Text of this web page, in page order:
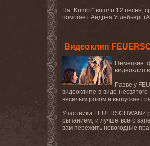
На “Kumbl” вошло 12 песен,
помогает Андреа Углебьерг (
Видеоклип
Немецкие
видеоклип
Разве у
видеоклипе в виде
веселым роком и выпускает
Участники FEUERSCHWANZ
рычанием, и лучше всего
вам пережить новогодние